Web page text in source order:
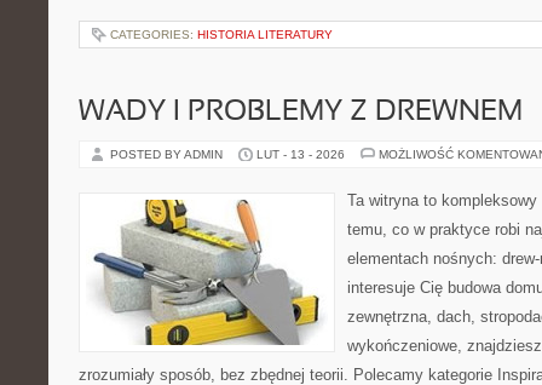
CATEGORIES: HISTORIA LITERATURY
WADY I PROBLEMY Z DREWNEM
POSTED BY ADMIN LUT - 13 - 2026 MOŻLIWOŚĆ
Ta witryna to
temu, co w praktyce robi
elementach nośnych:
interesuje Cię budowa
zewnętrzna, dach,
wykończeniowe,
zrozumiały sposób, bez zbędnej teorii. Polecamy kategorie